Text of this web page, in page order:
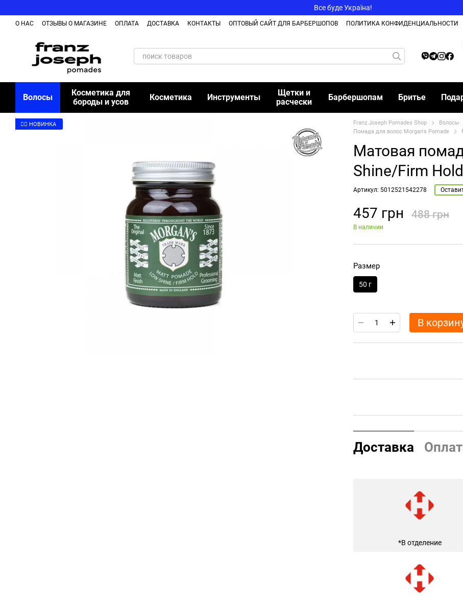
Все буде Україна!
О НАС ОТЗЫВЫ О МАГАЗИНЕ ОПЛАТА ДОСТАВКА КОНТАКТЫ ОПТОВЫЙ САЙТ ДЛЯ БАРБЕРШОПОВ ПОЛИТИКА КОНФИДЕНЦИАЛЬНОСТИ
Волосы
Косметика для
бороды и усов
Косметика Инструменты
Щетки и
расчески
Барбершопам Бритье
👉🏻 НОВИНКА Franz Joseph Pomades Shop Волосы
Помада для волос Morgan's Pomade
Матовая
Shine/Firm
Артикул: 5012521542278
457 грн 488 грн
В наличии
Размер
50 г
В
Доставка
*В отделение